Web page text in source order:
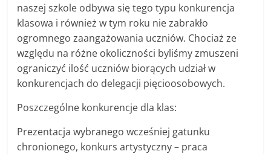
naszej szkole odbywa się tego typu konkurencja
klasowa i również w tym roku nie zabrakło
ogromnego zaangażowania uczniów. Chociaż ze
względu na różne okoliczności byliśmy zmuszeni
ograniczyć ilość uczniów biorących udział w
konkurencjach do delegacji pięcioosobowych.
Poszczególne konkurencje dla klas:
Prezentacja wybranego wcześniej gatunku
chronionego, konkurs artystyczny – praca